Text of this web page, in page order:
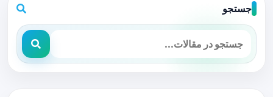
جستجو